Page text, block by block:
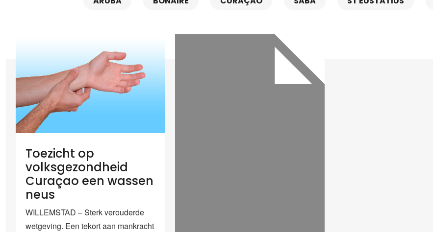
Toezicht op
volksgezondheid
Curaçao een wassen
neus
WILLEMSTAD – Sterk verouderde
wetgeving. Een tekort aan mankracht